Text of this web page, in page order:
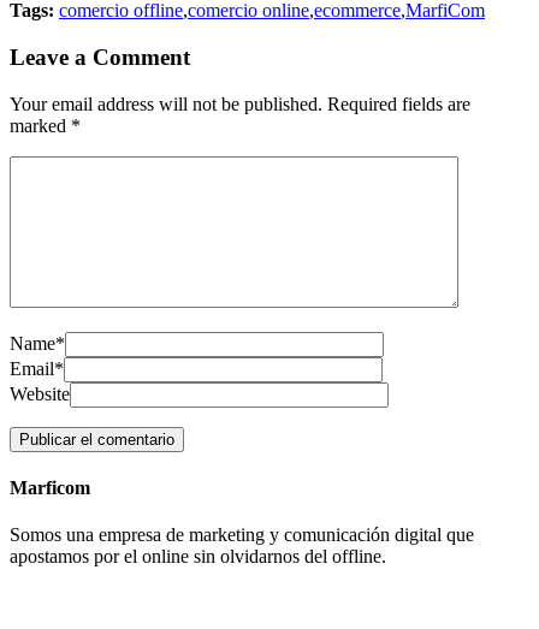
Tags: comercio offline,comercio online,ecommerce,MarfiCom
Leave a Comment
Your email address will not be published. Required fields are
marked *
Name*
Email*
Website
Marficom
Somos una empresa de marketing y comunicación digital que
apostamos por el online sin olvidarnos del offline.